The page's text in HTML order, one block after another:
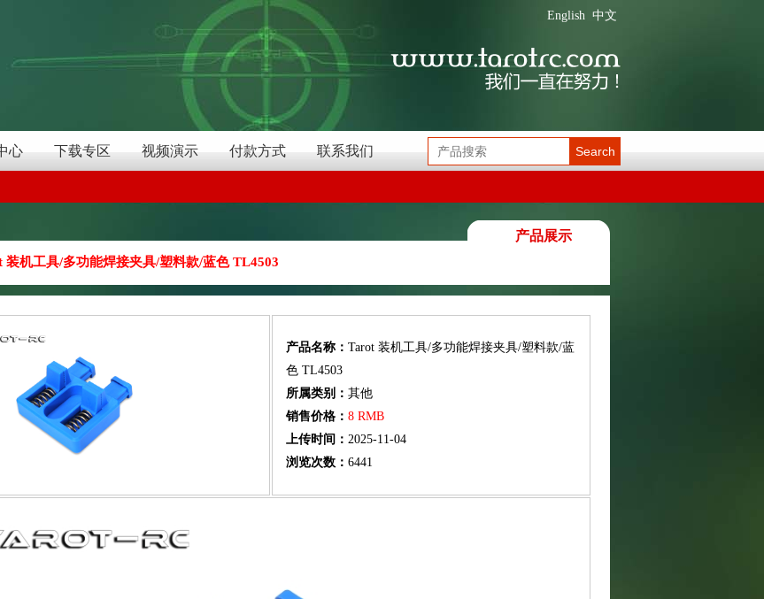
中文
English
心 下载专区 视频演示 付款方式 联系我们 Search
产品展示
装机工具/多功能焊接夹具/塑料款/蓝色 TL4503
产品名称： Tarot 装机工具/多功能焊接夹具/塑料款/蓝
色 TL4503
所属类别： 其他
销售价格： 8 RMB
上传时间： 2025-11-04
浏览次数： 6441